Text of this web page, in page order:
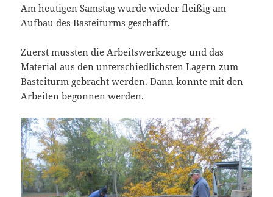
Am heutigen Samstag wurde wieder fleißig am
Aufbau des Basteiturms geschafft.
Zuerst mussten die Arbeitswerkzeuge und das
Material aus den unterschiedlichsten Lagern zum
Basteiturm gebracht werden. Dann konnte mit den
Arbeiten begonnen werden.